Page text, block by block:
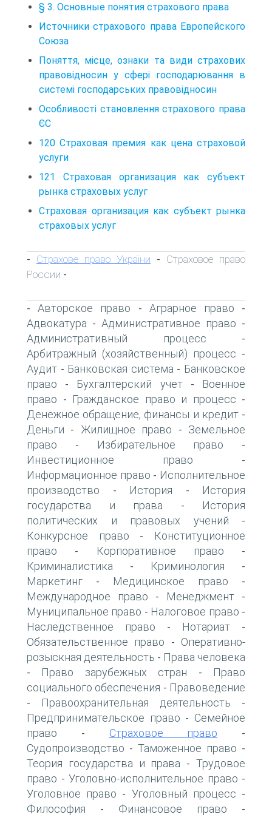
§ 3. Основные понятия страхового права
Источники страхового права Европейского
Союза
Поняття, місце, ознаки та види страхових
правовідносин у сфері господарювання в
системі господарських правовідносин
Особливості становлення страхового права
ЄС
120 Страховая премия как цена страховой
услуги
121 Страховая организация как субъект
рынка страховых услуг
Страховая организация как субъект рынка
страховых услуг
- Страхове право України - Страховое право
России -
-Авторское право - Аграрное право -
Адвокатура - Административное право -
Административный процесс -
Арбитражный (хозяйственный) процесс -
Аудит - Банковская система - Банковское
право - Бухгалтерский учет-
Военное
право - Гражданское право и процесс -
Денежное обращение, финансы и кредит-
Деньги - Жилищное право - Земельное
право - Избирательное право -
Инвестиционное право -
Информационное право - Исполнительное
производство - История -
История
государства и права -
История
политических и правовых учений -
Конкурсное право -
Конституционное
право - Корпоративное право -
Криминалистика - Криминология -
Маркетинг - Медицинское право -
Международное право - Менеджмент -
Муниципальное право - Налоговое право -
Наследственное право - Нотариат -
Обязательственное право - Оперативно-
розыскная деятельность - Права человека
- Право зарубежных стран -
Право
социального обеспечения - Правоведение
- Правоохранительная деятельность -
Предпринимательское право - Семейное
право - Страховое право -
Судопроизводство - Таможенное право -
Теория государства и права -Трудовое
право - Уголовно-исполнительное право -
Уголовное право - Уголовный процесс -
Философия - Финансовое право -